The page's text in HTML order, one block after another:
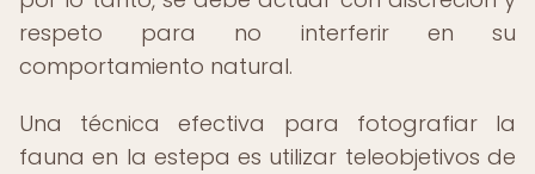
respeto para no interferir en su
comportamiento natural.
Una técnica efectiva para fotografiar la
fauna en la estepa es utilizar teleobjetivos de